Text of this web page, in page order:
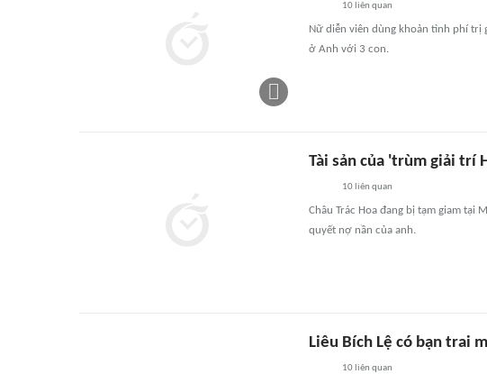
10liên quan
Nữ diễn viên dùng khoản tình phí trị
ở Anh với 3 con.
Tài sản của 'trùm giải trí
10liên quan
Châu Trác Hoa đang bị tạm giam tại
quyết nợ nần của anh.
Liêu Bích Lệ có bạn trai
10liên quan